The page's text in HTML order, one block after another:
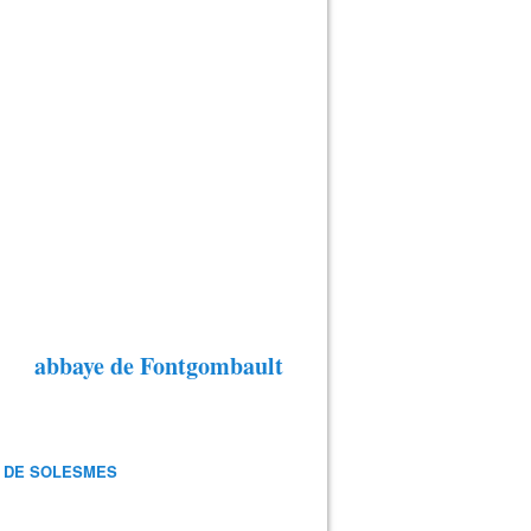
abbaye de Fontgombault
SOLESMES